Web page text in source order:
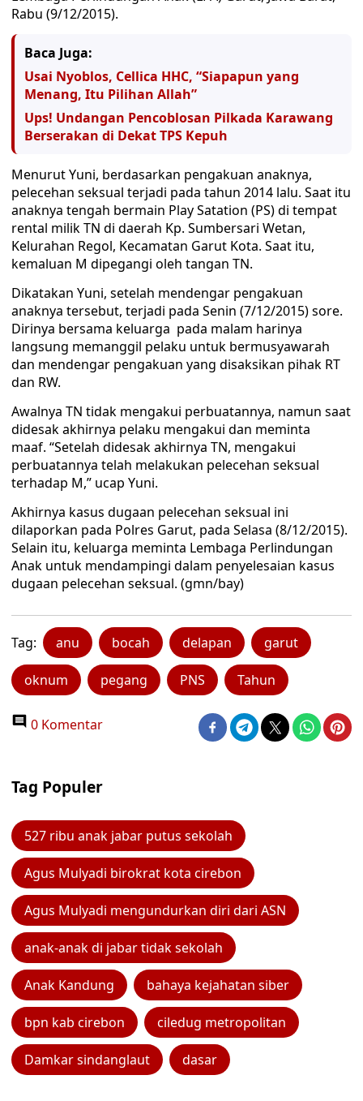
Rabu (9/12/2015).
Baca Juga:
Usai Nyoblos, Cellica HHC, “Siapapun yang
Menang, Itu Pilihan Allah”
Ups! Undangan Pencoblosan Pilkada Karawang
Berserakan di Dekat TPS Kepuh
Menurut Yuni, berdasarkan pengakuan anaknya,
pelecehan seksual terjadi pada tahun 2014 lalu. Saat itu
anaknya tengah bermain Play Satation (PS) di tempat
rental milik TN di daerah Kp. Sumbersari Wetan,
Kelurahan Regol, Kecamatan Garut Kota. Saat itu,
kemaluan M dipegangi oleh tangan TN.
Dikatakan Yuni, setelah mendengar pengakuan
anaknya tersebut, terjadi pada Senin (7/12/2015) sore.
Dirinya bersama keluarga pada malam harinya
langsung memanggil pelaku untuk bermusyawarah
dan mendengar pengakuan yang disaksikan pihak RT
dan RW.
Awalnya TN tidak mengakui perbuatannya, namun saat
didesak akhirnya pelaku mengakui dan meminta
maaf. “Setelah didesak akhirnya TN, mengakui
perbuatannya telah melakukan pelecehan seksual
terhadap M,” ucap Yuni.
Akhirnya kasus dugaan pelecehan seksual ini
dilaporkan pada Polres Garut, pada Selasa (8/12/2015).
Selain itu, keluarga meminta Lembaga Perlindungan
Anak untuk mendampingi dalam penyelesaian kasus
dugaan pelecehan seksual. (gmn/bay)
Tag: anu bocah delapan garut
oknum pegang PNS Tahun
0 Komentar
Tag Populer
527 ribu anak jabar putus sekolah
Agus Mulyadi birokrat kota cirebon
Agus Mulyadi mengundurkan diri dari ASN
anak-anak di jabar tidak sekolah
Anak Kandung bahaya kejahatan siber
bpn kab cirebon ciledug metropolitan
Damkar sindanglaut dasar